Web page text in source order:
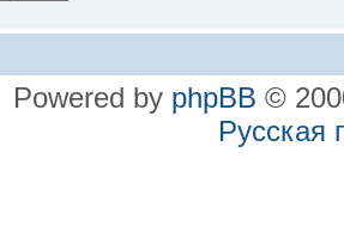
Powered by phpBB ©
Русская